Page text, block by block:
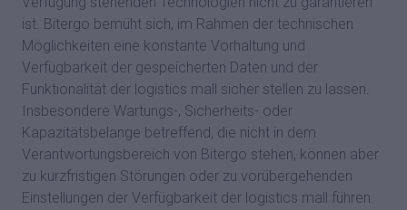
ist. Bitergo bemüht sich, im Rahmen der technischen
Möglichkeiten eine konstante Vorhaltung und
Verfügbarkeit der gespeicherten Daten und der
Funktionalität der logistics mall sicher stellen zu lassen.
Insbesondere Wartungs-, Sicherheits- oder
Kapazitätsbelange betreffend, die nicht in dem
Verantwortungsbereich von Bitergo stehen, können aber
zu kurzfristigen Störungen oder zu vorübergehenden
Einstellungen der Verfügbarkeit der logistics mall führen.